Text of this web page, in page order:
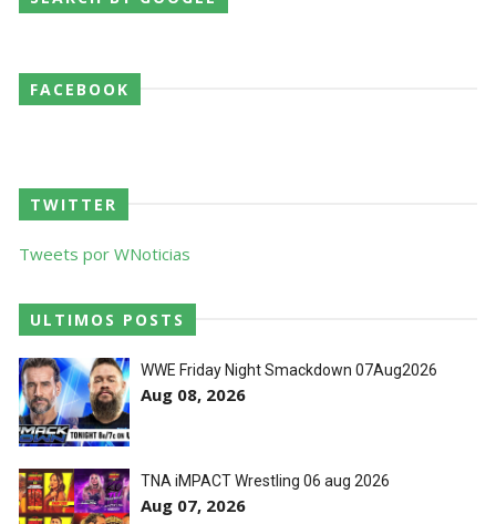
WWE: Lola Vice despede-se do NXT após derrota
vindas ao primeiro filho
SCSA867 -Aug 05 2026
WWE: WWE anuncia estreia histórica do Raw na
Irlanda
SCSA867 -Aug 08 2026
FACEBOOK
TWITTER
Tweets por WNoticias
ULTIMOS POSTS
WWE Friday Night Smackdown 07Aug2026
Aug 08, 2026
TNA iMPACT Wrestling 06 aug 2026
Aug 07, 2026